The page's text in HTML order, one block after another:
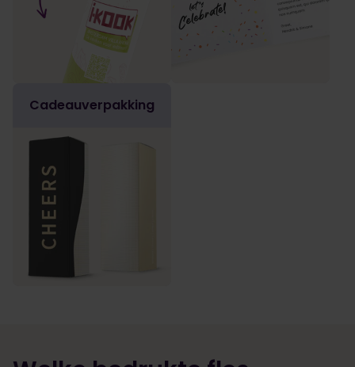
Cadeauverpakking